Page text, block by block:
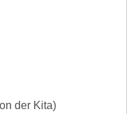
der Kita)